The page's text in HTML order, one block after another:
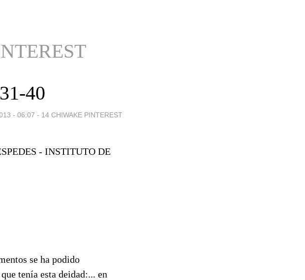
40
- 06:07 - 14 CHIWAKE PINTEREST
- INSTITUTO DE
se ha podido
tenía esta deidad:... en